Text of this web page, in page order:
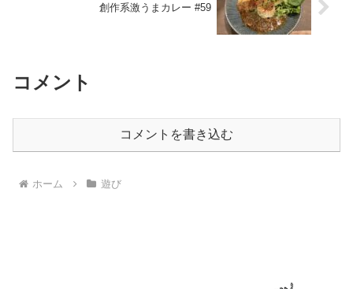
創作系激うまカレー #59
コメント
コメントを書き込む
ホーム 遊び